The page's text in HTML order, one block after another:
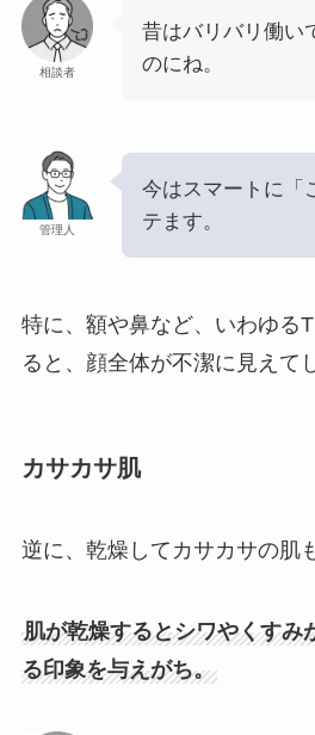
相談者
昔はバリバリ働い
のにね。
管理人
今はスマートに「
テます。
特に、額や鼻など、いわゆる
ると、顔全体が不潔に見えて
カサカサ肌
逆に、乾燥してカサカサの肌
肌が乾燥するとシワやくすみ
る印象を与えがち。